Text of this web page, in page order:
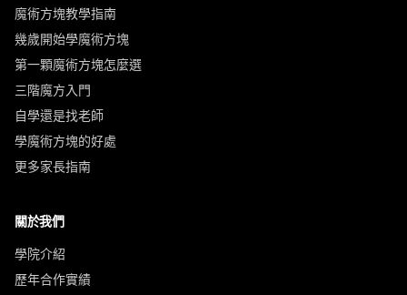
魔術方塊教學指南
幾歲開始學魔術方塊
第一顆魔術方塊怎麼選
三階魔方入門
自學還是找老師
學魔術方塊的好處
更多家長指南
關於我們
學院介紹
歷年合作實績